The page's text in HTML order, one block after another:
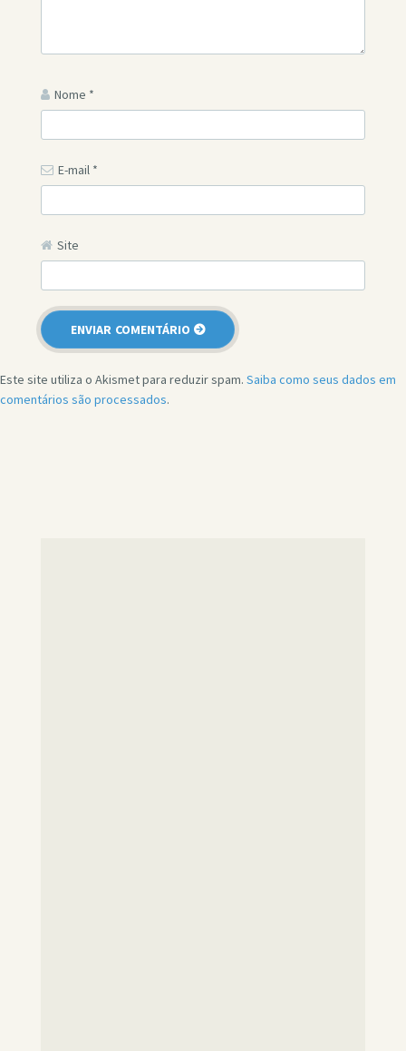
Nome *
E-mail *
Site
Este site utiliza o Akismet para reduzir spam. Saiba como seus dados em
comentários são processados.